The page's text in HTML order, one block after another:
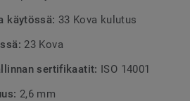
käytössä: 33 Kova kulutus
23 Kova
sertifikaatit: ISO 14001
2,6 mm